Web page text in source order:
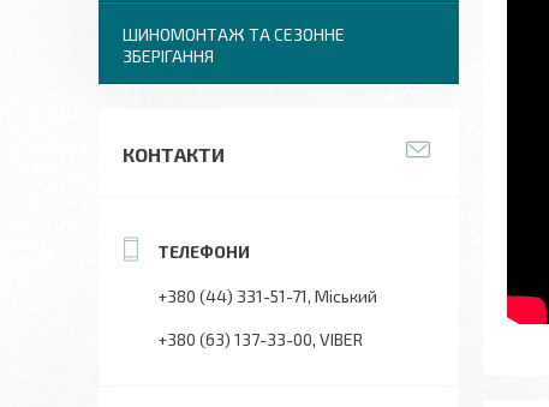
ШИНОМОНТАЖ ТА СЕЗОННЕ
ЗБЕРІГАННЯ
КОНТАКТИ
+380 (44) 331-51-71 Міський
+380 (63) 137-33-00 VIBER